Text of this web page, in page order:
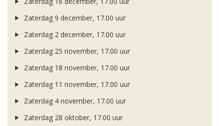
Zaterdag 9 december, 17.00 uur
Zaterdag 2 december, 17.00 uur
Zaterdag 25 november, 17.00 uur
Zaterdag 18 november, 17.00 uur
Zaterdag 11 november, 17.00 uur
Zaterdag 4 november, 17.00 uur
Zaterdag 28 oktober, 17.00 uur